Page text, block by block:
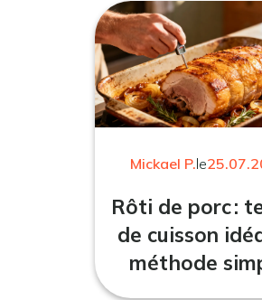
Mickael P.le
Rôti de porc :
de cuisson
méthode